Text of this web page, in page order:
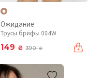
Ожидание
Трусы брифы 004W
149 ₴ 390₴